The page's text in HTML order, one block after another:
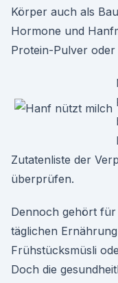
Körper auch als
Hormone und
Protein-Pulver oder
Zutatenliste der
überprüfen.
Dennoch gehört
täglichen
Frühstücksmüsli
Doch die